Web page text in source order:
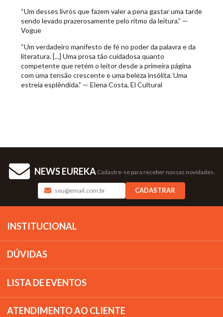
“Um desses livros que fazem valer a pena gastar uma tarde
sendo levado prazerosamente pelo ritmo da leitura.” —
Vogue
“Um verdadeiro manifesto de fé no poder da palavra e da
literatura. [...] Uma prosa tão cuidadosa quanto
competente que retém o leitor desde a primeira página
com uma tensão crescente e uma beleza insólita. Uma
estreia esplêndida.” — Elena Costa, El Cultural
NEWS EUREKA Cadastre-se para receber nossas novidades.
CADASTRAR
INSTITUCIONAL
DÚVIDAS
LISTA DE EVENTOS
ATENDIMENTO AO CLIENTE